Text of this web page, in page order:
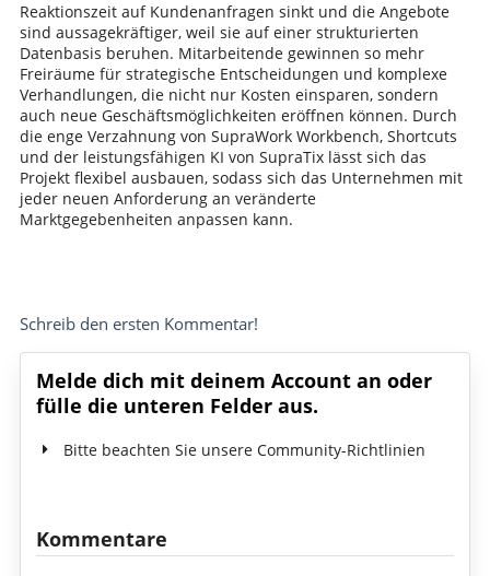
Reaktionszeit auf Kundenanfragen sinkt und die Angebote
sind aussagekräftiger, weil sie auf einer strukturierten
Datenbasis beruhen. Mitarbeitende gewinnen so mehr
Freiräume für strategische Entscheidungen und komplexe
Verhandlungen, die nicht nur Kosten einsparen, sondern
auch neue Geschäftsmöglichkeiten eröffnen können. Durch
die enge Verzahnung von SupraWork Workbench, Shortcuts
und der leistungsfähigen KI von SupraTix lässt sich das
Projekt flexibel ausbauen, sodass sich das Unternehmen mit
jeder neuen Anforderung an veränderte
Marktgegebenheiten anpassen kann.
Schreib den ersten Kommentar!
Melde dich mit deinem Account an oder
fülle die unteren Felder aus.
Bitte beachten Sie unsere Community-Richtlinien
Kommentare